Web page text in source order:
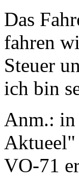
Das
fahren
Steuer
ich bin
Anm.:
VO-71